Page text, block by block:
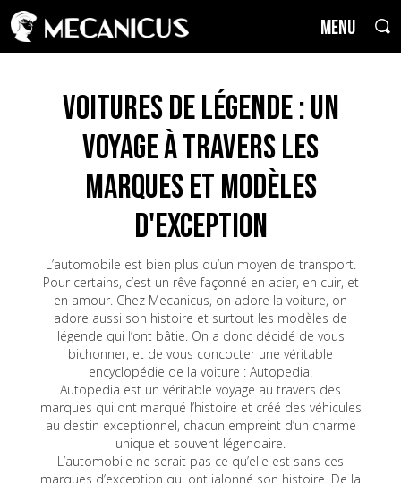
MENU
Voitures de Légende : un
voyage à travers les
marques et modèles
d'exception
L’automobile est bien plus qu’un moyen de transport.
Pour certains, c’est un rêve façonné en acier, en cuir, et
en amour. Chez Mecanicus, on adore la voiture, on
adore aussi son histoire et surtout les modèles de
légende qui l’ont bâtie. On a donc décidé de vous
bichonner, et de vous concocter une véritable
encyclopédie de la voiture : Autopedia.
Autopedia est un véritable voyage au travers des
marques qui ont marqué l’histoire et créé des véhicules
au destin exceptionnel, chacun empreint d’un charme
unique et souvent légendaire.
L’automobile ne serait pas ce qu’elle est sans ces
marques d’exception qui ont jalonné son histoire. De la